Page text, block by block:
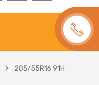
205/55R16 91H